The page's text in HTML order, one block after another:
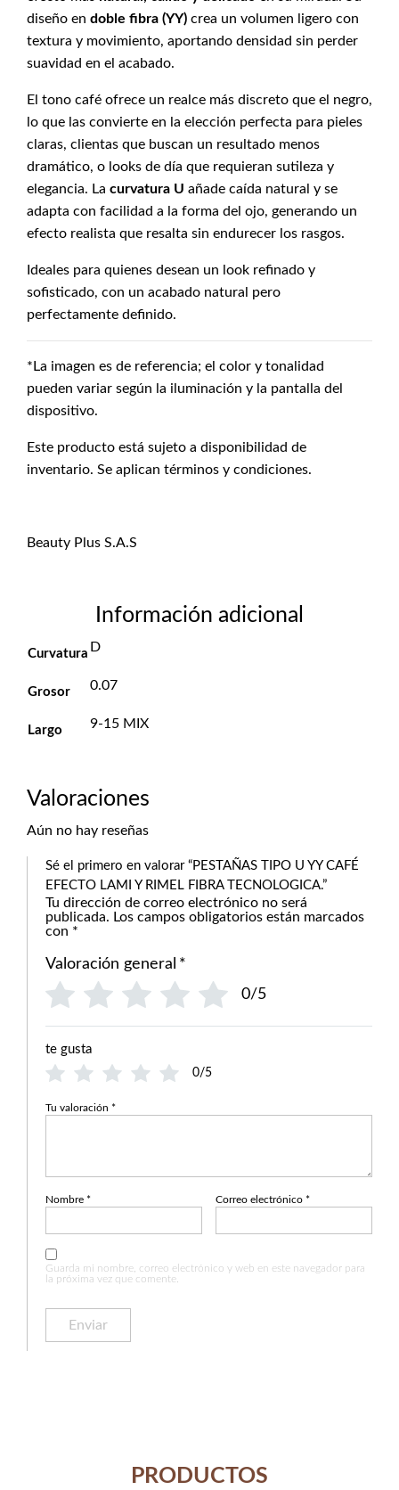
diseño en doble fibra (YY) crea un volumen ligero con
textura y movimiento, aportando densidad sin perder
suavidad en el acabado.
El tono café ofrece un realce más discreto que el negro,
lo que las convierte en la elección perfecta para pieles
claras, clientas que buscan un resultado menos
dramático, o looks de día que requieran sutileza y
elegancia. La curvatura U añade caída natural y se
adapta con facilidad a la forma del ojo, generando un
efecto realista que resalta sin endurecer los rasgos.
Ideales para quienes desean un look refinado y
sofisticado, con un acabado natural pero
perfectamente definido.
*La imagen es de referencia; el color y tonalidad
pueden variar según la iluminación y la pantalla del
dispositivo.
Este producto está sujeto a disponibilidad de
inventario. Se aplican términos y condiciones.
Beauty Plus S.A.S
Información adicional
Curvatura D
Grosor 0.07
Largo 9-15 MIX
Valoraciones
Aún no hay reseñas
Sé el primero en valorar “PESTAÑAS TIPO U YY CAFÉ
EFECTO LAMI Y RIMEL FIBRA TECNOLOGICA.”
Tu dirección de correo electrónico no será
publicada. Los campos obligatorios están marcados
con *
Valoración general *
0/5
te gusta
0/5
Tu valoración *
Nombre * Correo electrónico *
Guarda mi nombre, correo electrónico y web en este navegador para
la próxima vez que comente.
PRODUCTOS